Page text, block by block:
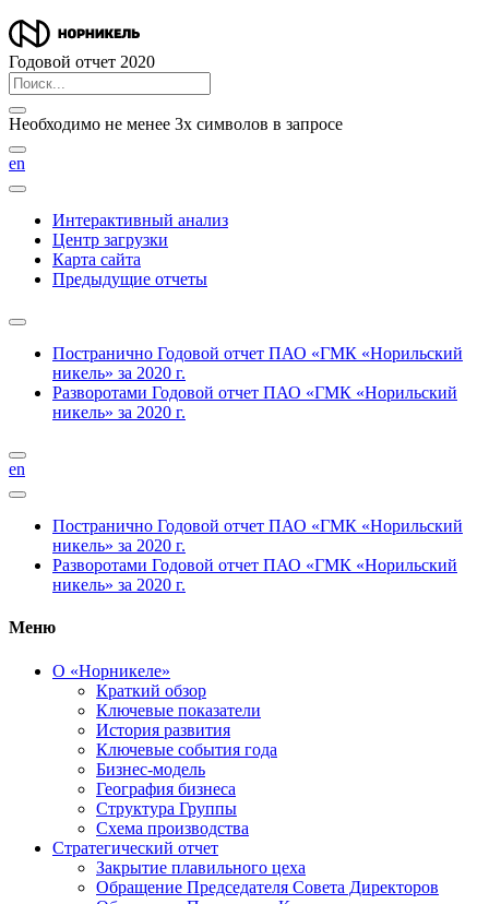
Годовой отчет 2020
Необходимо не менее 3х символов в запросе
en
Интерактивный анализ
Центр загрузки
Карта сайта
Предыдущие отчеты
Постранично Годовой отчет ПАО «ГМК «Норильский
никель» за 2020 г.
Разворотами Годовой отчет ПАО «ГМК «Норильский
никель» за 2020 г.
en
Постранично Годовой отчет ПАО «ГМК «Норильский
никель» за 2020 г.
Разворотами Годовой отчет ПАО «ГМК «Норильский
никель» за 2020 г.
Меню
О «Норникеле»
Краткий обзор
Ключевые показатели
История развития
Ключевые события года
Бизнес-модель
География бизнеса
Структура Группы
Схема производства
Стратегический отчет
Закрытие плавильного цеха
Обращение Председателя Совета Директоров